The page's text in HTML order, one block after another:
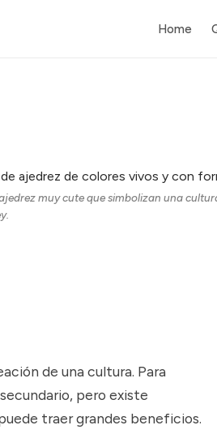
Home
muy cute que simbolizan una
de una cultura. Para
pero existe
traer grandes beneficios.